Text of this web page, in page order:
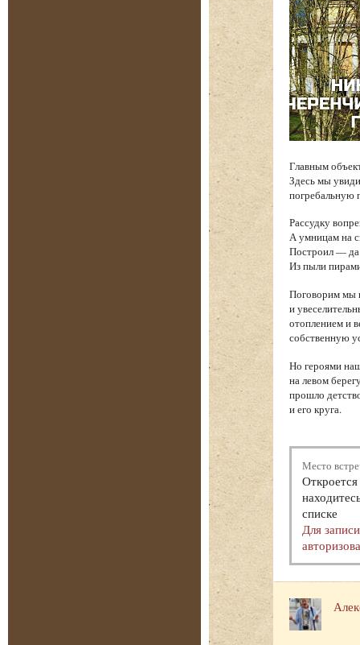
Главным
Здесь мы
погребальную
Рассудку
А умницам на
Построил — да
Из пыли
Поговорим мы
и
отоплением и
собственную
Но героями
на левом
прошло
и его круга.
Место
списке
Для